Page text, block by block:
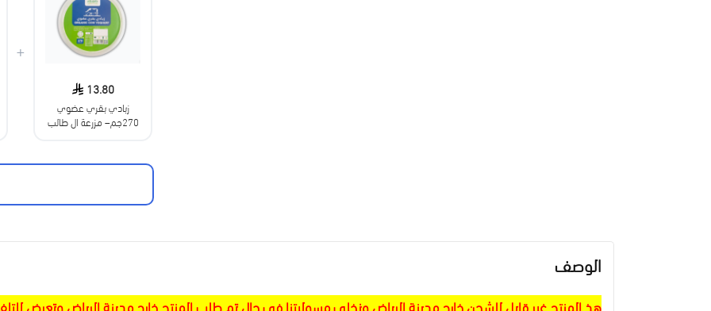
13.80
زبادي بقري عضوي
270جم– مزرعة ال طالب
+
الوصف
هذ المنتج غير قابل للشحن خارج مدينة الرياض ونخلي مسوليتنا في حال تم طلب المنتج خارج مدينة الرياض وتعرض